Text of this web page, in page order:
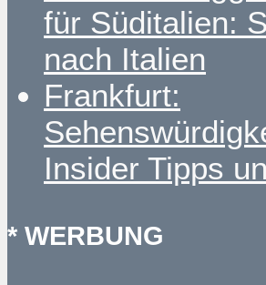
für Süditalien:
nach Italien
Frankfurt:
Insider Tipps
* WERBUNG